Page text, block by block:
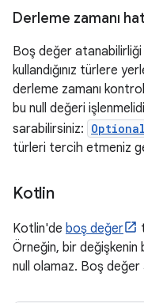
Derleme zamanı
Boş değer atanabilirliği
kullandığınız türlere
derleme zamanı
bu null değeri
sarabilirsiniz: Optional
türleri tercih etmeniz
Kotlin
Kotlin'de boş değer
Örneğin, bir
null olamaz. Boş